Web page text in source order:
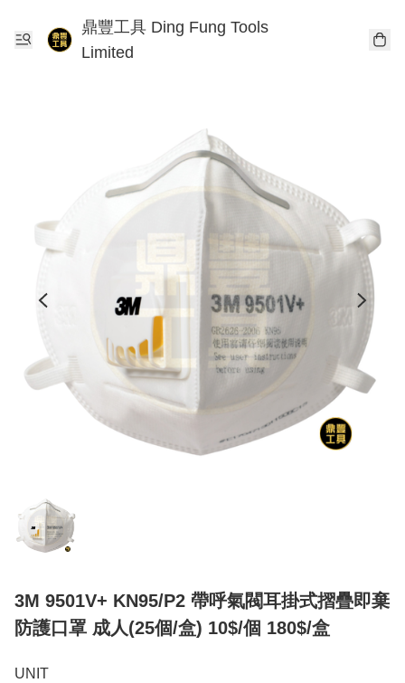
鼎豐工具 Ding Fung Tools
Limited
3M 9501V+ KN95/P2 帶呼氣閥耳掛式摺疊即棄
防護口罩 成人(25個/盒) 10$/個 180$/盒
UNIT